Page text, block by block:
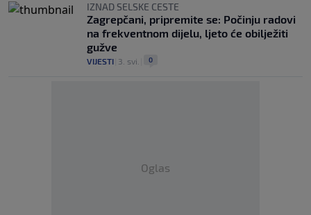
IZNAD SELSKE CESTE
Zagrepčani, pripremite se: Počinju radovi
na frekventnom dijelu, ljeto će obilježiti
gužve
VIJESTI 3. svi. 0
Oglas